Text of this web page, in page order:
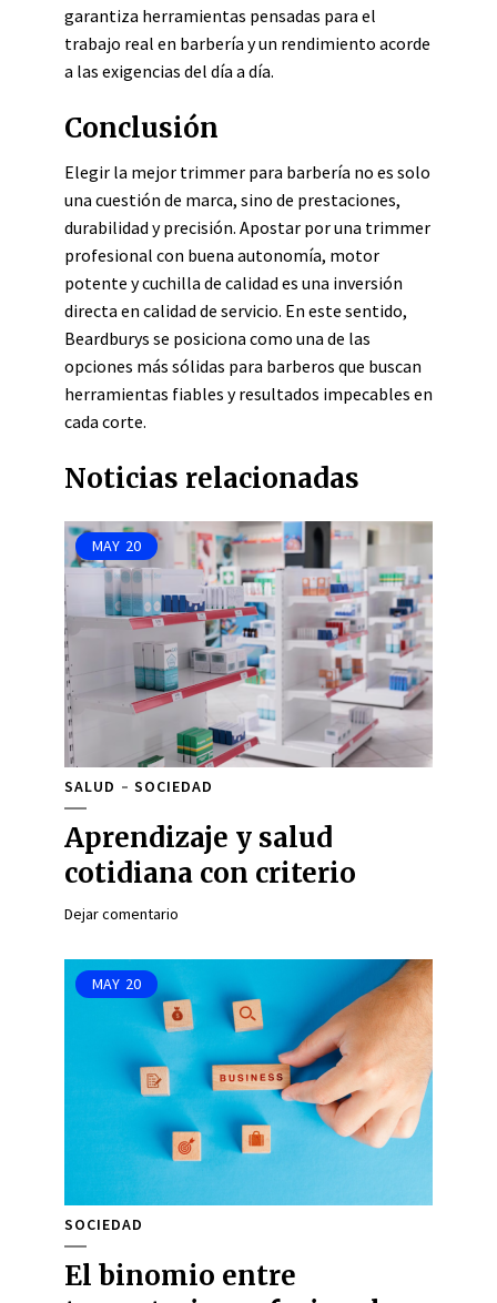
garantiza herramientas pensadas para el
trabajo real en barbería y un rendimiento acorde
a las exigencias del día a día.
Conclusión
Elegir la mejor trimmer para barbería no es solo
una cuestión de marca, sino de prestaciones,
durabilidad y precisión. Apostar por una trimmer
profesional con buena autonomía, motor
potente y cuchilla de calidad es una inversión
directa en calidad de servicio. En este sentido,
Beardburys se posiciona como una de las
opciones más sólidas para barberos que buscan
herramientas fiables y resultados impecables en
cada corte.
Noticias relacionadas
MAY 20
SALUD SOCIEDAD
Aprendizaje y salud
cotidiana con criterio
Dejar comentario
MAY 20
SOCIEDAD
El binomio entre